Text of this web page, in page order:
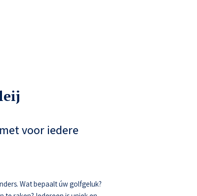
voor iedere
Wat bepaalt úw golfgeluk?